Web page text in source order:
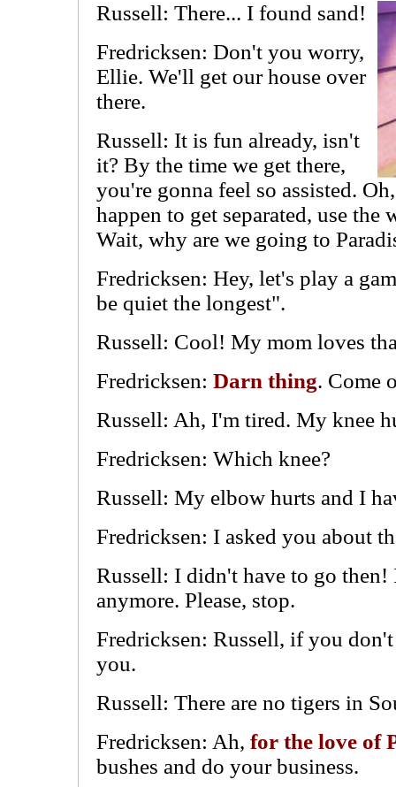
Russell: There... I found sand!
Fredricksen: Don't you worry,
Ellie. We'll get our house over
there.
Russell: It is fun already, isn't
it? By the time we get there,
you're gonna feel so assisted.
happen to get separated, use the
Wait, why are we going to
Fredricksen: Hey, let's play a
be quiet the longest".
Russell: Cool! My mom loves
Fredricksen: Darn thing. Come
Russell: Ah, I'm tired. My knee
Fredricksen: Which knee?
Russell: My elbow hurts and I
Fredricksen: I asked you about
Russell: I didn't have to go
anymore. Please, stop.
Fredricksen: Russell, if you
you.
Russell: There are no tigers in
Fredricksen: Ah, for the love of
bushes and do your business.